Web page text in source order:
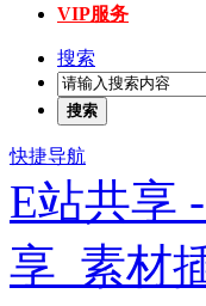
VIP服务
搜索
搜索
快捷导航
E站共享
享_素材